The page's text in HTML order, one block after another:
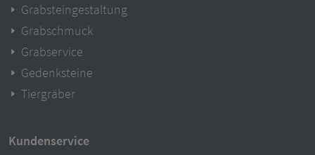
Grabsteingestaltung
Grabschmuck
Grabservice
Gedenksteine
Tiergräber
Kundenservice